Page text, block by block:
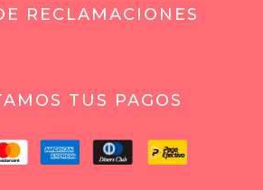
RECLAMACIONES
TUS PAGOS